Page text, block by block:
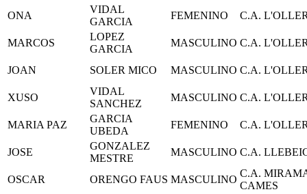
ONA
VIDAL
GARCIA
FEMENINO C.A.
MARCOS
LOPEZ
GARCIA
MASCULINO C.A.
JOAN SOLER MICO MASCULINO C.A.
XUSO
VIDAL
SANCHEZ
MASCULINO C.A.
MARIA PAZ
GARCIA
UBEDA
FEMENINO C.A.
JOSE
GONZALEZ
MESTRE
MASCULINO C.A.
OSCAR ORENGO FAUS MASCULINO
C.A.
CAMES